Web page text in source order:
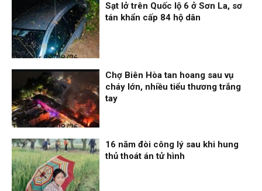
Thời sự
06/08/26, 12:33
Sạt lở trên Quốc lộ 6 ở Sơn La, sơ
tán khẩn cấp 84 hộ dân
Thời sự
06/08/26, 12:30
Chợ Biên Hòa tan hoang sau vụ
cháy lớn, nhiều tiểu thương trắng
tay
16 năm đòi công lý sau khi hung
thủ thoát án tử hình